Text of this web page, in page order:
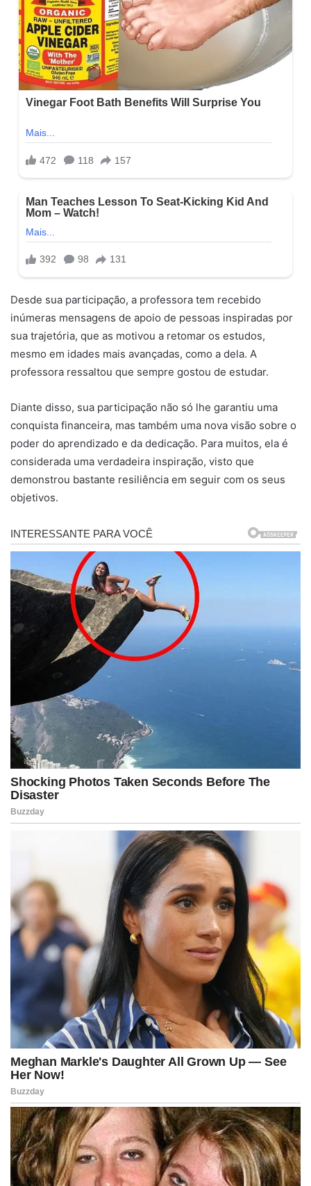
Desde sua participação, a professora tem recebido
inúmeras mensagens de apoio de pessoas inspiradas por
sua trajetória, que as motivou a retomar os estudos,
mesmo em idades mais avançadas, como a dela. A
professora ressaltou que sempre gostou de estudar.
Diante disso, sua participação não só lhe garantiu uma
conquista financeira, mas também uma nova visão sobre o
poder do aprendizado e da dedicação. Para muitos, ela é
considerada uma verdadeira inspiração, visto que
demonstrou bastante resiliência em seguir com os seus
objetivos.